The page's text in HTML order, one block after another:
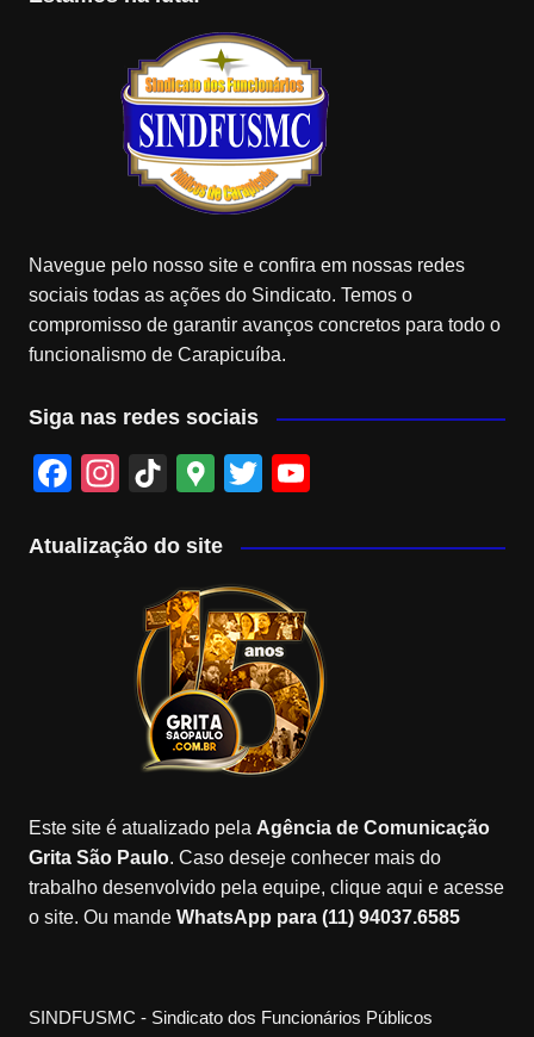
Navegue pelo nosso site e confira em nossas redes
sociais todas as ações do Sindicato. Temos o
compromisso de garantir avanços concretos para todo o
funcionalismo de Carapicuíba.
Siga nas redes sociais
F
c
In
a
m
Ti
T
o
k
G
o
gl
e
M
a
p
s
T
tt
er
u
u
b
e
C
a
n
n
el
Atualização do site
Este site é atualizado pela Agência de Comunicação
Grita São Paulo. Caso deseje conhecer mais do
trabalho desenvolvido pela equipe, clique aqui e acesse
o site. Ou mande WhatsApp para (11) 94037.6585
SINDFUSMC - Sindicato dos Funcionários Públicos